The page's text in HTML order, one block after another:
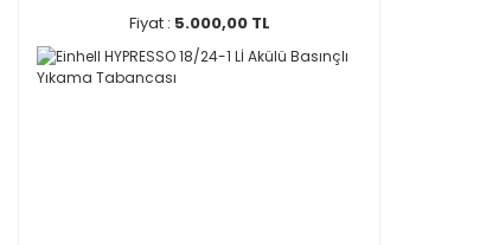
Fiyat : 5.000,00 TL